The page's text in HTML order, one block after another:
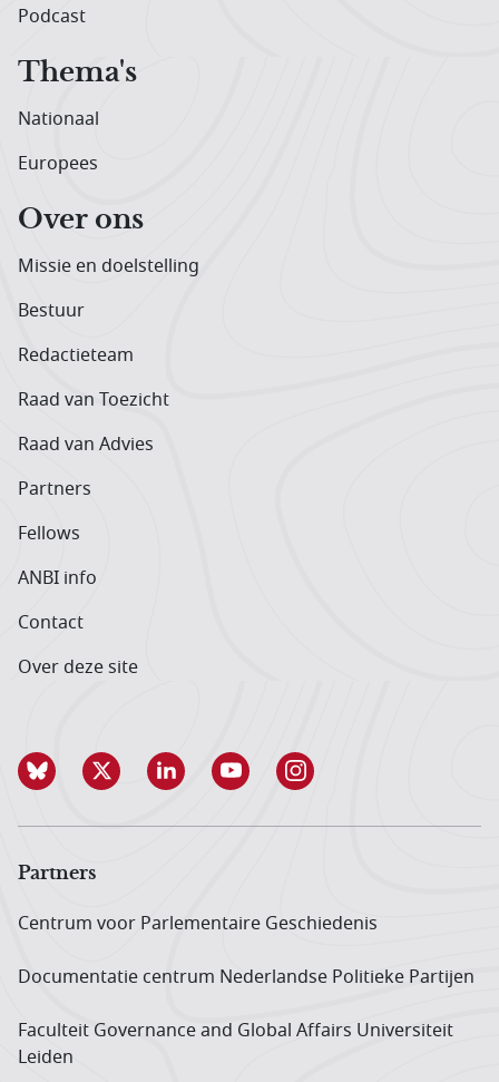
Podcast
Thema's
Nationaal
Europees
Over ons
Missie en doelstelling
Bestuur
Redactieteam
Raad van Toezicht
Raad van Advies
Partners
Fellows
ANBI info
Contact
Over deze site
Partners
Centrum voor Parlementaire Geschiedenis
Documentatie centrum Neder­landse Politieke Partijen
Faculteit Governance and Global Affairs Universiteit
Leiden